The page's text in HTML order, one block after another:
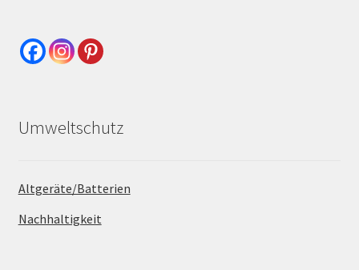
Umweltschutz
Altgeräte/Batterien
Nachhaltigkeit